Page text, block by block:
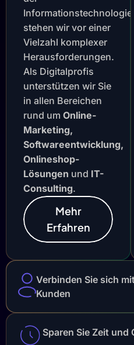
Informationstechnologie
stehen wir vor einer
Vielzahl komplexer
Herausforderungen.
Als Digitalprofis
unterstützen wir Sie
in allen Bereichen
rund um Online-
Marketing,
Softwareentwicklung,
Onlineshop-
Lösungen und IT-
Consulting.
Mehr
Erfahren
Verbinden Sie sich
Kunden
Sparen Sie Zeit und